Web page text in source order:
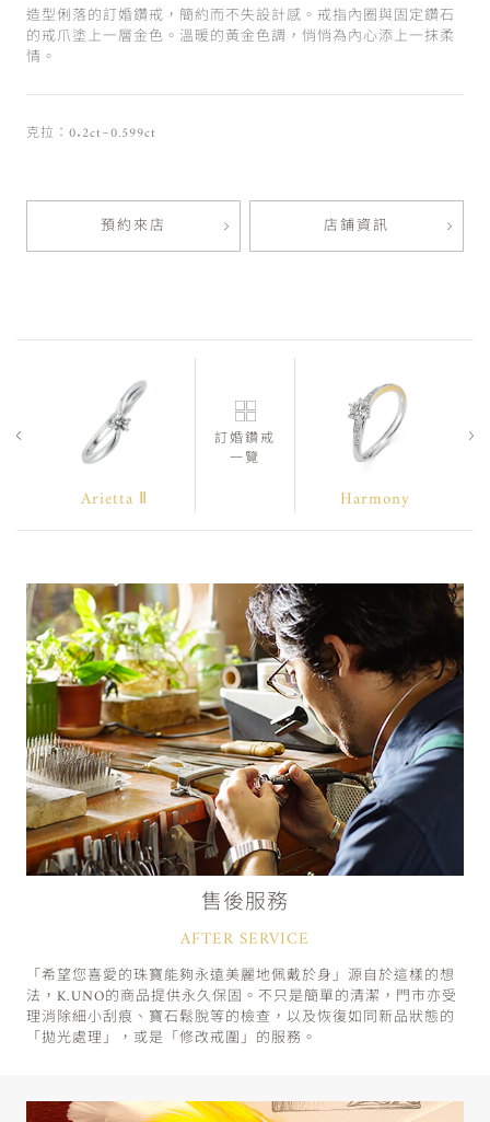
造型俐落的訂婚鑽戒，簡約而不失設計感。戒指內圈與固定鑽石
的戒爪塗上一層金色。溫暖的黃金色調，悄悄為內心添上一抹柔
情。
克拉：0.2ct~0.599ct
預約來店 店鋪資訊
Arietta Ⅱ
訂婚鑽戒
一覽
Harmony
售後服務
AFTER SERVICE
「希望您喜愛的珠寶能夠永遠美麗地佩戴於身」源自於這樣的想
法，K.UNO的商品提供永久保固。不只是簡單的清潔，門市亦受
理消除細小刮痕、寶石鬆脫等的檢查，以及恢復如同新品狀態的
「拋光處理」，或是「修改戒圍」的服務。